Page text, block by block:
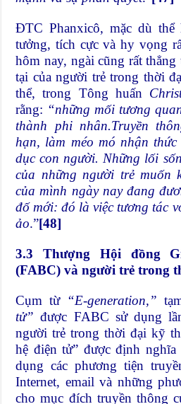
ĐTC Phanxicô, mặc dù thể
tưởng, tích cực và hy vọng
hôm nay, ngài cũng rất
tại của người trẻ trong thời
thể, trong Tông huấn
rằng: “những mối tương
thành phi nhân.Truyền
hạn, làm méo mó nhận
dục con người. Những lối
của những người trẻ muốn
của mình ngày nay đang
đố mới: đó là việc tương tác
ảo.”[48]
3.3 Thượng Hội đồng
(FABC) và người trẻ trong
Cụm từ “E-generation,”
tử” được FABC sử dụng
người trẻ trong thời đại kỹ
hệ điện tử” được định
dụng các phương tiện
Internet, email và những
cho mục đích truyền thông